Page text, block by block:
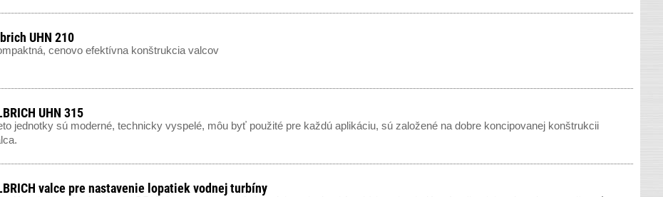
UHN 210
cenovo efektívna konštrukcia valcov
UHN 315
jednotky sú moderné, technicky vyspelé, môu byť použité pre každú aplikáciu, sú založené na dobre koncipovanej konštrukcii
valce pre nastavenie lopatiek vodnej turbíny